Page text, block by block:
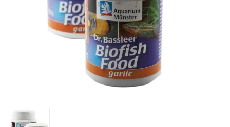
Zubehör & Nützliches
Produktvideos